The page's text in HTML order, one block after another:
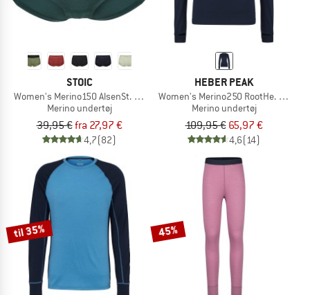
STOIC
Women's Merino150 AlsenSt. Hipster
Merino undertøj
39,95 €fra 27,97 €
4,7(82)
HEBER PEAK
Women's Merino250 RootHe. L/S
Merino undertøj
109,95 € 65,97 €
4,6(14)
til 35% 45%